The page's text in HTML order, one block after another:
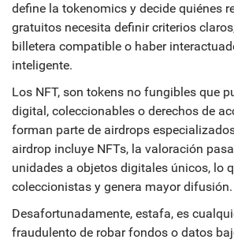
define la tokenomics y decide quiénes
gratuitos necesita definir criterios
billetera compatible o haber
inteligente.
Los NFT, son tokens no fungibles que
digital, coleccionables o derechos de
forman parte de airdrops
airdrop incluye NFTs, la valoración
unidades a objetos digitales únicos, lo
coleccionistas y genera mayor difusión.
Desafortunadamente, estafa, es
fraudulento de robar fondos o datos